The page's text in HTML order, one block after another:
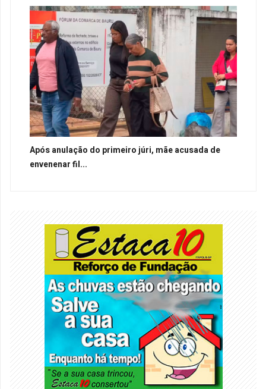
Após anulação do primeiro júri, mãe acusada de
envenenar fil...